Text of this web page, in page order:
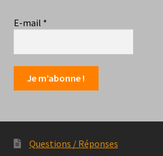
E-mail *
Questions / Réponses